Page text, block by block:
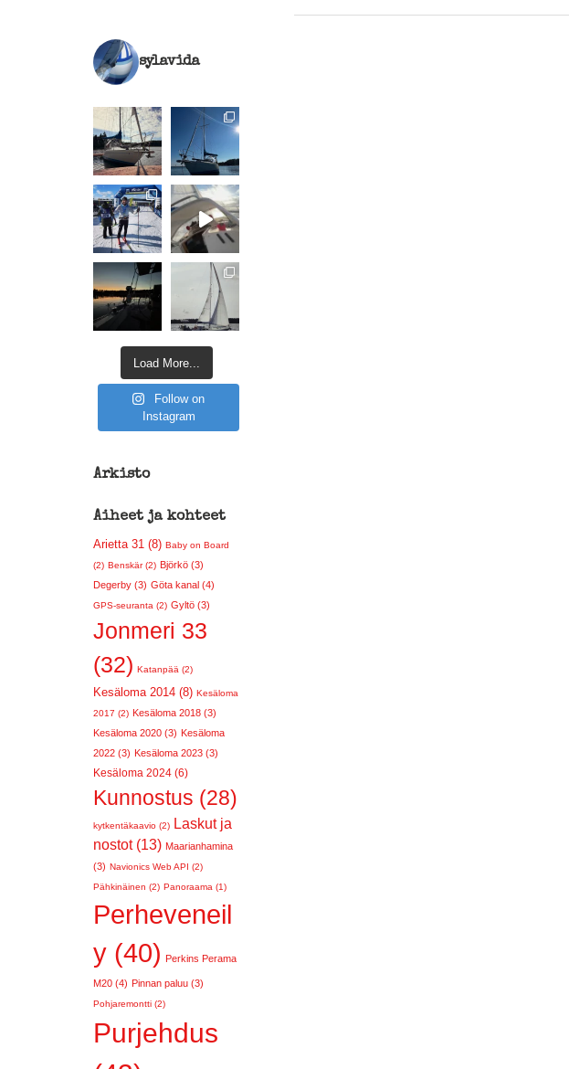
sylavida
Load More...
Follow on
Instagram
Arkisto
Aiheet ja kohteet
Arietta 31 (8) Baby on Board
(2) Benskär (2) Björkö (3)
Degerby (3) Göta kanal (4)
GPS-seuranta (2) Gyltö (3)
Jonmeri 33
(32) Katanpää (2)
Kesäloma 2014 (8) Kesäloma
2017 (2) Kesäloma 2018 (3)
Kesäloma 2020 (3) Kesäloma
2022 (3) Kesäloma 2023 (3)
Kesäloma 2024 (6)
Kunnostus (28)
kytkentäkaavio (2)
Laskut ja
nostot (13) Maarianhamina
(3) Navionics Web API (2)
Pähkinäinen (2) Panoraama (1)
Perheveneil
y (40) Perkins Perama
M20 (4) Pinnan paluu (3)
Pohjaremontti (2)
Purjehdus